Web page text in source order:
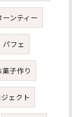
ーンティー
パフェ
菓子作り
ェクト